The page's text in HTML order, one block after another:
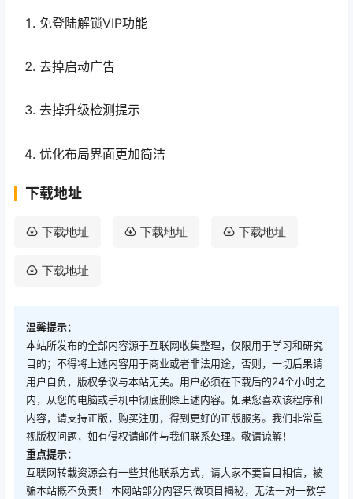
免登陆解锁VIP功能
去掉启动广告
去掉升级检测提示
优化布局界面更加简洁
下载地址
下载地址 下载地址 下载地址
下载地址
温馨提示：
本站所发布的全部内容源于互联网收集整理，仅限用于学习和研究
目的；不得将上述内容用于商业或者非法用途，否则，一切后果请
用户自负，版权争议与本站无关。用户必须在下载后的24个小时之
内，从您的电脑或手机中彻底删除上述内容。如果您喜欢该程序和
内容，请支持正版，购买注册，得到更好的正版服务。我们非常重
视版权问题，如有侵权请邮件与我们联系处理。敬请谅解！
重点提示：
互联网转载资源会有一些其他联系方式，请大家不要盲目相信，被
骗本站概不负责！ 本网站部分内容只做项目揭秘，无法一对一教学